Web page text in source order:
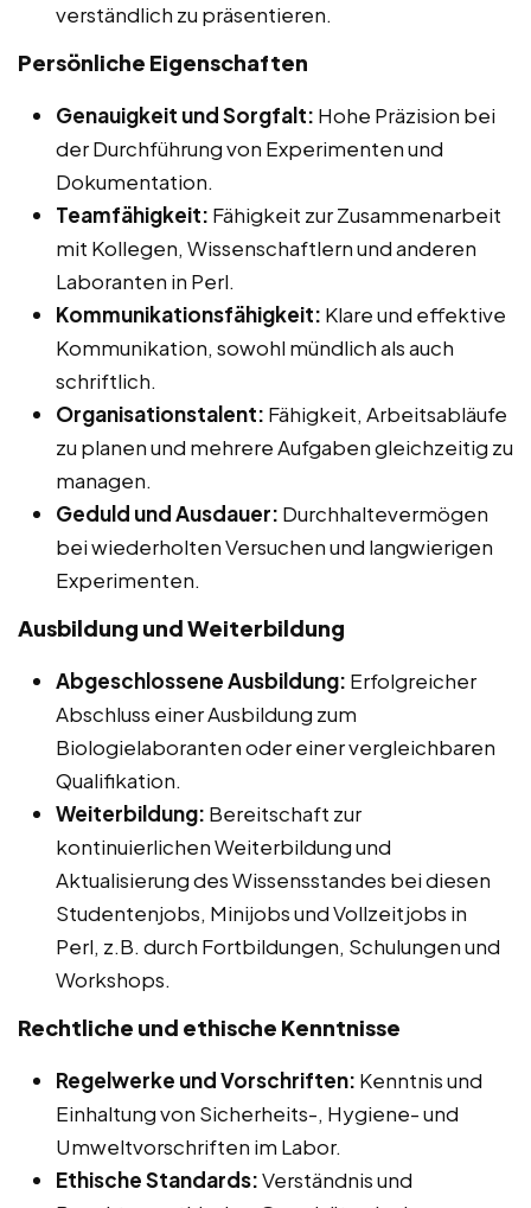
verständlich zu präsentieren.
Persönliche Eigenschaften
Genauigkeit und Sorgfalt: Hohe Präzision bei
der Durchführung von Experimenten und
Dokumentation.
Teamfähigkeit: Fähigkeit zur Zusammenarbeit
mit Kollegen, Wissenschaftlern und anderen
Laboranten in Perl.
Kommunikationsfähigkeit: Klare und effektive
Kommunikation, sowohl mündlich als auch
schriftlich.
Organisationstalent: Fähigkeit, Arbeitsabläufe
zu planen und mehrere Aufgaben gleichzeitig zu
managen.
Geduld und Ausdauer: Durchhaltevermögen
bei wiederholten Versuchen und langwierigen
Experimenten.
Ausbildung und Weiterbildung
Abgeschlossene Ausbildung: Erfolgreicher
Abschluss einer Ausbildung zum
Biologielaboranten oder einer vergleichbaren
Qualifikation.
Weiterbildung: Bereitschaft zur
kontinuierlichen Weiterbildung und
Aktualisierung des Wissensstandes bei diesen
Studentenjobs, Minijobs und Vollzeitjobs in
Perl, z.B. durch Fortbildungen, Schulungen und
Workshops.
Rechtliche und ethische Kenntnisse
Regelwerke und Vorschriften: Kenntnis und
Einhaltung von Sicherheits-, Hygiene- und
Umweltvorschriften im Labor.
Ethische Standards:Verständnis und